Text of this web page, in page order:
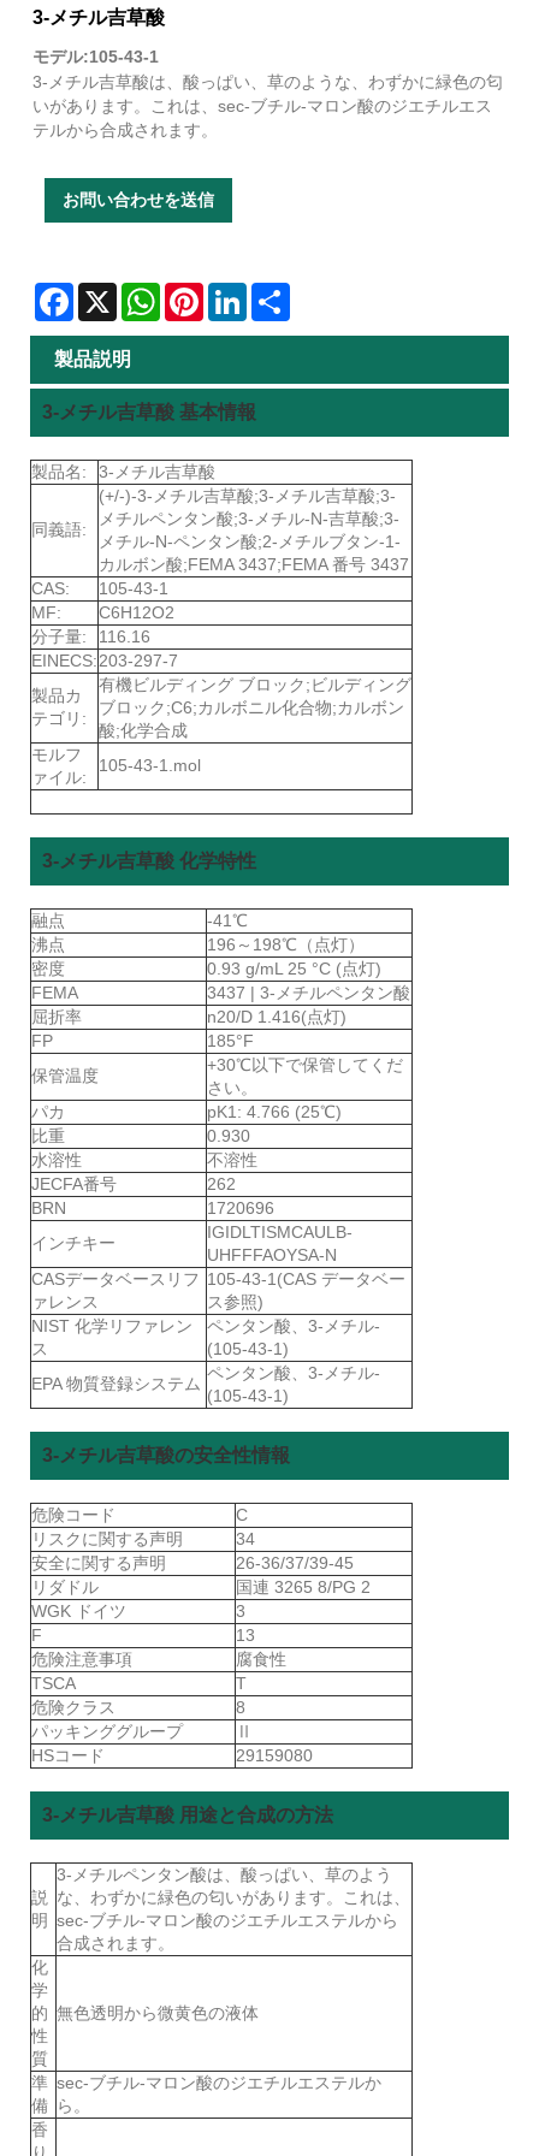
3-メチル吉草酸
モデル:105-43-1
3-メチル吉草酸は、酸っぱい、草のような、わずかに緑色の匂
いがあります。これは、sec-ブチル-マロン酸のジエチルエス
テルから合成されます。
お問い合わせを送信
Facebook
X WhatsAppPinterestLinkedIn
製品説明
3-メチル吉草酸 基本情報
製品名: 3-メチル吉草酸
同義語:
(+/-)-3-メチル吉草酸;3-メチル吉草酸;3-
メチルペンタン酸;3-メチル-N-吉草酸;3-
メチル-N-ペンタン酸;2-メチルブタン-1-
カルボン酸;FEMA 3437;FEMA 番号 3437
CAS:
105-43-1
MF:
C6H12O2
分子量:
116.16
EINECS:203-297-7
製品カ
テゴリ:
有機ビルディング ブロック;ビルディング
ブロック;C6;カルボニル化合物;カルボン
酸;化学合成
モルフ
ァイル:
105-43-1.mol
3-メチル吉草酸 化学特性
融点
-41℃
沸点
196～198℃（点灯）
密度
0.93 g/mL 25 °C (点灯)
FEMA
3437 | 3-メチルペンタン酸
屈折率
n20/D 1.416(点灯)
FP
185°F
保管温度
+30℃以下で保管してくだ
さい。
パカ
pK1: 4.766 (25℃)
比重
0.930
水溶性
不溶性
JECFA番号
262
BRN
1720696
インチキー
IGIDLTISMCAULB-
UHFFFAOYSA-N
CASデータベースリフ
ァレンス
105-43-1(CAS データベー
ス参照)
NIST 化学リファレン
ス
ペンタン酸、3-メチル-
(105-43-1)
EPA 物質登録システム
ペンタン酸、3-メチル-
(105-43-1)
3-メチル吉草酸の安全性情報
危険コード
C
リスクに関する声明
34
安全に関する声明
26-36/37/39-45
リダドル
国連 3265 8/PG 2
WGK ドイツ
3
F
13
危険注意事項
腐食性
TSCA
T
危険クラス
8
パッキンググループ
Ⅱ
HSコード
29159080
3-メチル吉草酸 用途と合成の方法
説
明
3-メチルペンタン酸は、酸っぱい、草のよう
な、わずかに緑色の匂いがあります。これは、
sec-ブチル-マロン酸のジエチルエステルから
合成されます。
化
学
的
性
質
無色透明から微黄色の液体
準
備
sec-ブチル-マロン酸のジエチルエステルか
ら。
香
り